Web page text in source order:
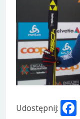
Udostępnij: